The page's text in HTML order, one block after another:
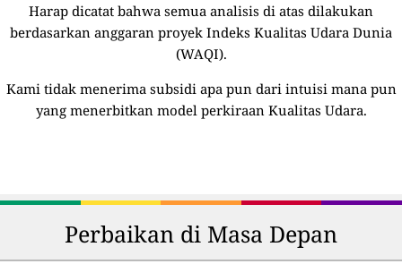
Harap dicatat bahwa semua analisis di atas dilakukan
berdasarkan anggaran proyek Indeks Kualitas Udara Dunia
(WAQI).
Kami tidak menerima subsidi apa pun dari intuisi mana pun
yang menerbitkan model perkiraan Kualitas Udara.
Perbaikan di Masa Depan